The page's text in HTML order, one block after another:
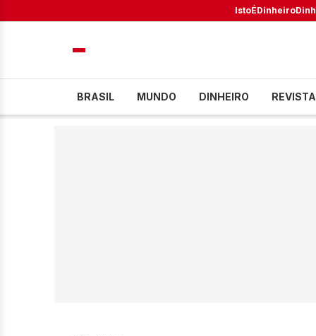
IstoÉDinheiro
BRASIL MUNDO DINHEIRO REVISTA